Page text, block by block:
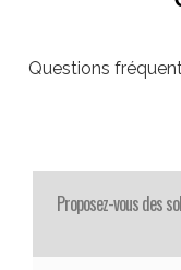
Questions
Proposez-vous des